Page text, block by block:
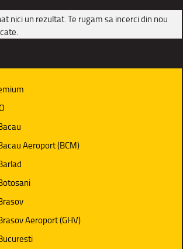
nici un rezultat. Te rugam sa incerci din nou
Aeroport (BCM)
Aeroport (GHV)